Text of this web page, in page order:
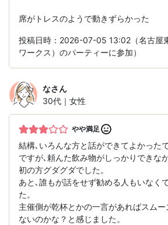
席がトレスのようで動きずらかった
投稿日時：2026-07-05 13:02（名古屋
ワークス）のパーティーに参加）
なさん
30代｜女性
やや満足
結構､いろんな方と話ができてよかったで
ですが､頼んた飲み物がしっかりできな
初の方グダグダでした。
あと､誰もが話をせず勧める人もいなく
た。
主催側が乾杯とかの一言があればスムー
ないのかな？と感じました。